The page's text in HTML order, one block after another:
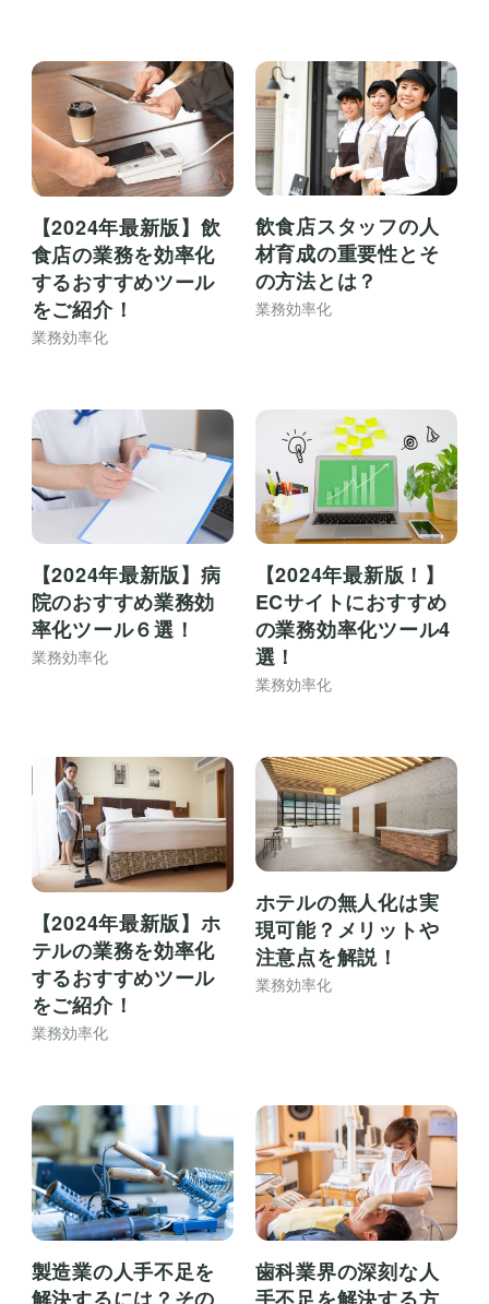
【2024年最新版】飲
食店の業務を効率化
するおすすめツール
をご紹介！
業務効率化
飲食店スタッフの人
材育成の重要性とそ
の方法とは？
業務効率化
【2024年最新版】病
院のおすすめ業務効
率化ツール６選！
業務効率化
【2024年最新版！】
ECサイトにおすすめ
の業務効率化ツール4
選！
業務効率化
【2024年最新版】ホ
テルの業務を効率化
するおすすめツール
をご紹介！
業務効率化
ホテルの無人化は実
現可能？メリットや
注意点を解説！
業務効率化
製造業の人手不足を
歯科業界の深刻な人